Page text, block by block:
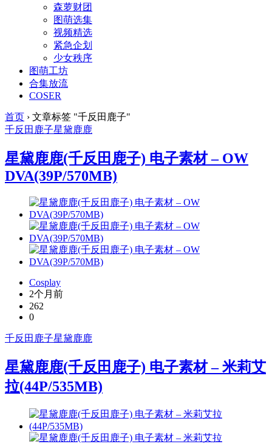
森萝财团
图萌选集
视频精选
紧急企划
少女秩序
图萌工坊
合集放流
COSER
首页 › 文章标签 "千反田鹿子"
千反田鹿子星黛鹿鹿
星黛鹿鹿(千反田鹿子) 电子素材 – OW
DVA(39P/570MB)
Cosplay
2个月前
262
0
千反田鹿子星黛鹿鹿
星黛鹿鹿(千反田鹿子) 电子素材 – 米莉艾
拉(44P/535MB)